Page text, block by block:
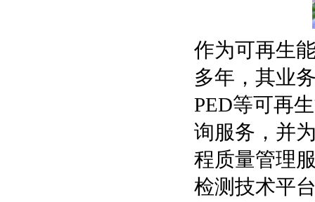
作为可再生
多年，其业
PED等可再
询服务，并
程质量管理
检测技术平